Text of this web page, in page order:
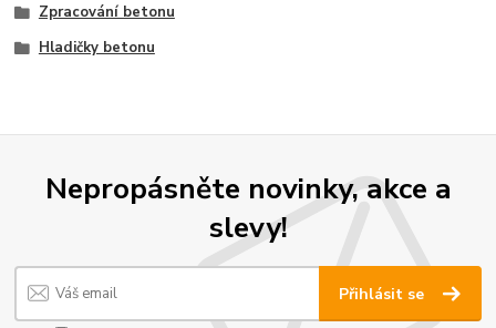
Zpracování betonu
Hladičky betonu
Nepropásněte novinky, akce a
slevy!
Přihlásit se